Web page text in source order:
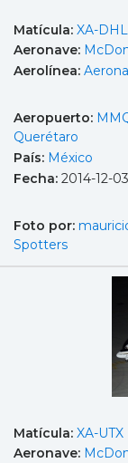
Matícula: XA-DHL
Aeronave:
Aerolínea:
Aeropuerto:
Querétaro
País: México
Fecha: 2014-12-03
Foto por:
Spotters
Matícula: XA-UTX
Aeronave: